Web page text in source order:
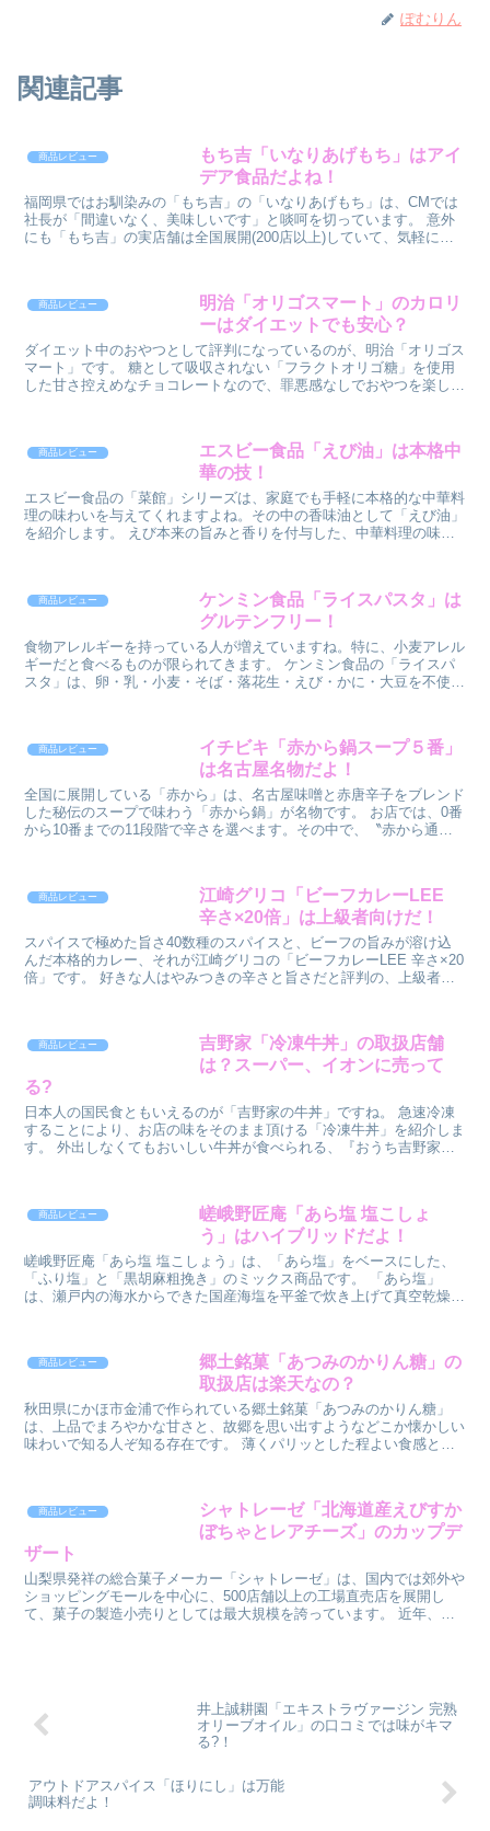
ぽむりん
関連記事
商品レビュー
もち吉「いなりあげもち」はアイ
デア食品だよね！
福岡県ではお馴染みの「もち吉」の「いなりあげもち」は、CMでは
社長が「間違いなく、美味しいです」と啖呵を切っています。 意外
にも「もち吉」の実店舗は全国展開(200店以上)していて、気軽に買
商品レビュー
明治「オリゴスマート」のカロリ
ーはダイエットでも安心？
ダイエット中のおやつとして評判になっているのが、明治「オリゴス
マート」です。 糖として吸収されない「フラクトオリゴ糖」を使用
した甘さ控えめなチョコレートなので、罪悪感なしでおやつを楽しむ
商品レビュー
エスビー食品「えび油」は本格中
華の技！
エスビー食品の「菜館」シリーズは、家庭でも手軽に本格的な中華料
理の味わいを与えてくれますよね。その中の香味油として「えび油」
を紹介します。 えび本来の旨みと香りを付与した、中華料理の味わ
商品レビュー
ケンミン食品「ライスパスタ」は
グルテンフリー！
食物アレルギーを持っている人が増えていますね。特に、小麦アレル
ギーだと食べるものが限られてきます。 ケンミン食品の「ライスパ
スタ」は、卵・乳・小麦・そば・落花生・えび・かに・大豆を不使用
商品レビュー
イチビキ「赤から鍋スープ５番」
は名古屋名物だよ！
全国に展開している「赤から」は、名古屋味噌と赤唐辛子をブレンド
した秘伝のスープで味わう「赤から鍋」が名物です。 お店では、0番
から10番までの11段階で辛さを選べます。その中で、〝赤から通〟
商品レビュー
江崎グリコ「ビーフカレーLEE
辛さ×20倍」は上級者向けだ！
スパイスで極めた旨さ40数種のスパイスと、ビーフの旨みが溶け込
んだ本格的カレー、それが江崎グリコの「ビーフカレーLEE 辛さ×20
倍」です。 好きな人はやみつきの辛さと旨さだと評判の、上級者向
商品レビュー
吉野家「冷凍牛丼」の取扱店舗
は？スーパー、イオンに売って
る?
日本人の国民食ともいえるのが「吉野家の牛丼」ですね。 急速冷凍
することにより、お店の味をそのまま頂ける「冷凍牛丼」を紹介しま
す。 外出しなくてもおいしい牛丼が食べられる、『おうち吉野家』
商品レビュー
嵯峨野匠庵「あら塩 塩こしょ
う」はハイブリッドだよ！
嵯峨野匠庵「あら塩 塩こしょう」は、「あら塩」をベースにした、
「ふり塩」と「黒胡麻粗挽き」のミックス商品です。 「あら塩」
は、瀬戸内の海水からできた国産海塩を平釜で炊き上げて真空乾燥し
商品レビュー
郷土銘菓「あつみのかりん糖」の
取扱店は楽天なの？
秋田県にかほ市金浦で作られている郷土銘菓「あつみのかりん糖」
は、上品でまろやかな甘さと、故郷を思い出すようなどこか懐かしい
味わいで知る人ぞ知る存在です。 薄くパリッとした程よい食感と、
商品レビュー
シャトレーゼ「北海道産えびすか
ぼちゃとレアチーズ」のカップデ
ザート
山梨県発祥の総合菓子メーカー「シャトレーゼ」は、国内では郊外や
ショッピングモールを中心に、500店舗以上の工場直売店を展開し
て、菓子の製造小売りとしては最大規模を誇っています。 近年、東
井上誠耕園「エキストラヴァージン 完熟
オリーブオイル」の口コミでは味がキマ
る?！
アウトドアスパイス「ほりにし」は万能
調味料だよ！